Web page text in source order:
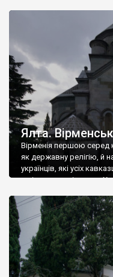
Херсонесі Володимир-
А потім було Хрещення
Ялта.
Вірменія першою серед
як державну релігію, й
українців, які усіх
є відданими вірянами